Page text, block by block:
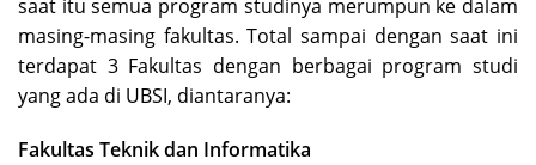
saat itu semua program studinya merumpun ke dalam
masing-masing fakultas. Total sampai dengan saat ini
terdapat 3 Fakultas dengan berbagai program studi
yang ada di UBSI, diantaranya:
Fakultas Teknik dan Informatika